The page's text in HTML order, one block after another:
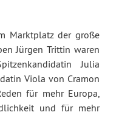
Marktplatz der große
Jürgen Trittin waren
Julia
Viola von Cramon
für mehr Europa,
und für mehr